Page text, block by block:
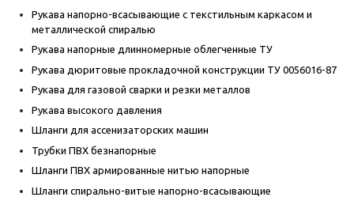
Рукава напорно-всасывающие с текстильным каркасом и
металлической спиралью
Рукава напорные длинномерные облегченные ТУ
Рукава дюритовые прокладочной конструкции ТУ 0056016-87
Рукава для газовой сварки и резки металлов
Рукава высокого давления
Шланги для ассенизаторских машин
Трубки ПВХ безнапорные
Шланги ПВХ армированные нитью напорные
Шланги спирально-витые напорно-всасывающие